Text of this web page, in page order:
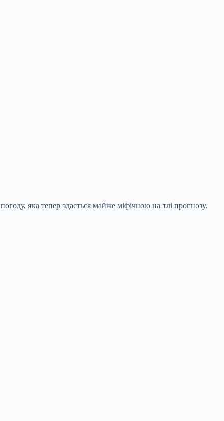
яка тепер здається майже міфічною на тлі прогнозу.